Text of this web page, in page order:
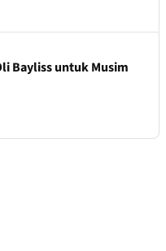
Bayliss untuk Musim